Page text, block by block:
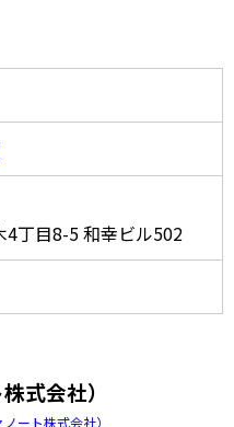
4丁目8-5 和幸ビル502
式会社）